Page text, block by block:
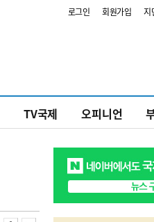
로그인 회원가입 지
TV국제 오피니언